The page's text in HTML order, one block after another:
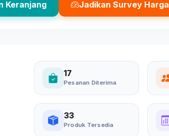
Keranjang Jadikan Survey Harga
17
Pesanan Diterima
33
Produk Tersedia